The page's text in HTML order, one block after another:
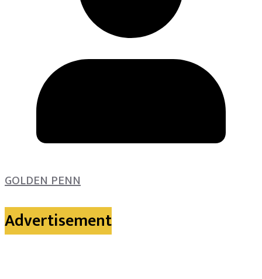
GOLDEN PENN
Advertisement